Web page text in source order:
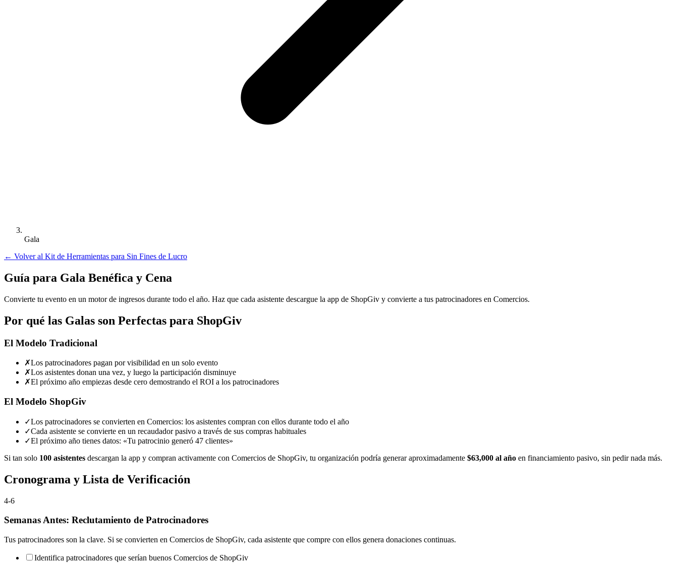
Gala
← Volver al Kit de Herramientas para Sin Fines de Lucro
Guía para Gala Benéfica y Cena
Convierte tu evento en un motor de ingresos durante todo el año. Haz que cada asistente descargue la app de ShopGiv y convierte a tus patrocinadores en Comercios.
Por qué las Galas son Perfectas para ShopGiv
El Modelo Tradicional
✗Los patrocinadores pagan por visibilidad en un solo evento
✗Los asistentes donan una vez, y luego la participación disminuye
✗El próximo año empiezas desde cero demostrando el ROI a los patrocinadores
El Modelo ShopGiv
✓Los patrocinadores se convierten en Comercios: los asistentes compran con ellos durante todo el año
✓Cada asistente se convierte en un recaudador pasivo a través de sus compras habituales
✓El próximo año tienes datos: «Tu patrocinio generó 47 clientes»
Si tan solo 100 asistentes descargan la app y compran activamente con Comercios de ShopGiv, tu organización podría generar aproximadamente $63,000 al año en financiamiento pasivo, sin pedir nada más.
Cronograma y Lista de Verificación
4-6
Semanas Antes: Reclutamiento de Patrocinadores
Tus patrocinadores son la clave. Si se convierten en Comercios de ShopGiv, cada asistente que compre con ellos genera donaciones continuas.
Identifica patrocinadores que serían buenos Comercios de ShopGiv